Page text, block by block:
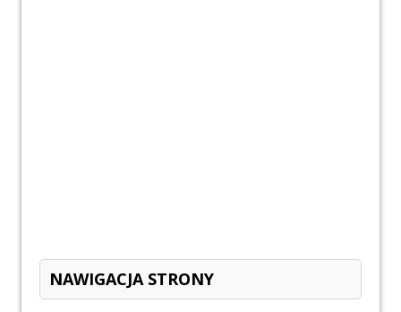
NAWIGACJA STRONY